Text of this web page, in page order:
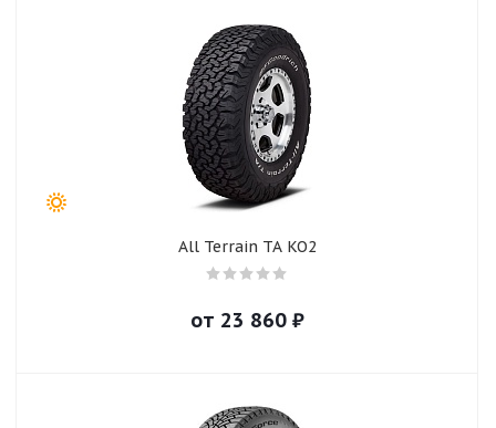
All Terrain TA KO2
от 23 860₽